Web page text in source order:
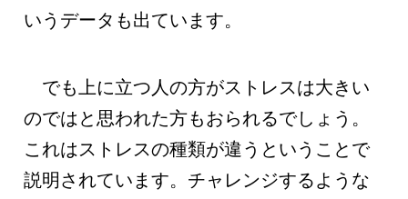
いうデータも出ています。
でも上に立つ人の方がストレスは大きい
のではと思われた方もおられるでしょう。
これはストレスの種類が違うということで
説明されています。チャレンジするような